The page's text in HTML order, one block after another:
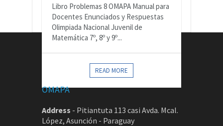
Libro Problemas 8 OMAPA Manual para
Docentes Enunciados y Respuestas
Olimpiada Nacional Juvenil de
Matemática 7º, 8º y 9º...
READ MORE
OMAPA
Address - Pitiantuta 113 casi Avda. Mcal.
López, Asunción - Paraguay